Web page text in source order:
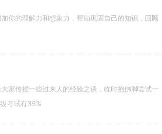
你的理解力和想象力，帮助巩固自己的知识，回顾
家传授一些过来人的经验之谈，临时抱佛脚尝试一
考试有35%